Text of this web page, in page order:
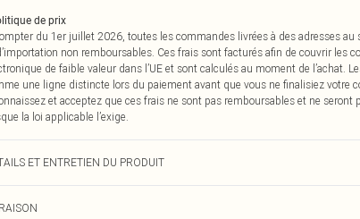
de prix
du 1er juillet 2026, toutes les commandes livrées à des adresses au
non remboursables. Ces frais sont facturés afin de couvrir les
de faible valeur dans l’UE et sont calculés au moment de l’achat.
une ligne distincte lors du paiement avant que vous ne finalisiez votre
et acceptez que ces frais ne sont pas remboursables et ne seront
la loi applicable l’exige.
ET ENTRETIEN DU PRODUIT